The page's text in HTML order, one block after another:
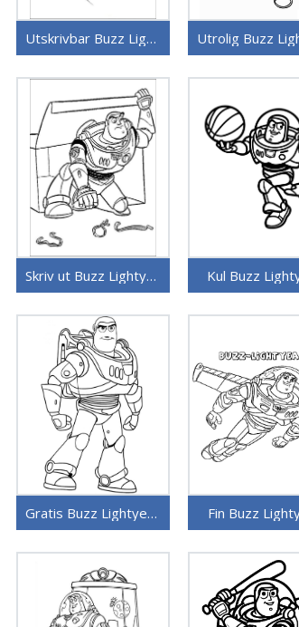
Utskrivbar Buzz Lightyear
Skriv ut Buzz Lightyear Kul Buzz
Gratis Buzz Lightyear Bilde Fin Buzz